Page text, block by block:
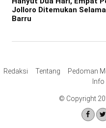
Jolloro Ditemukan
Barru
Redaksi Tentang Pedoman
© Copyright